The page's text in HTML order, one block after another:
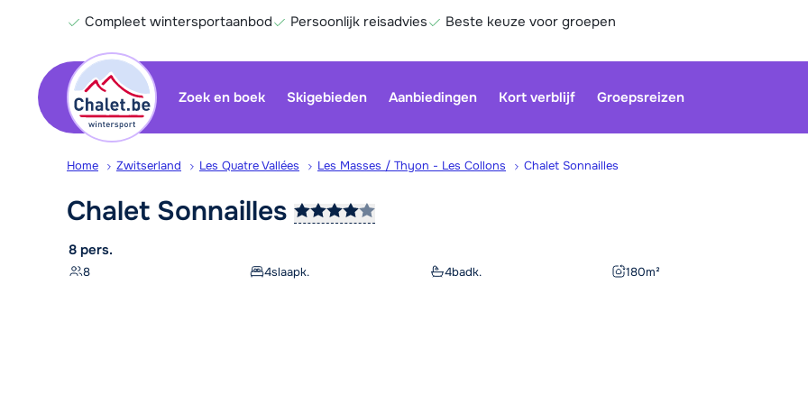
Compleet wintersportaanbod Persoonlijk reisadvies Beste keuze voor groepen
Zoek en boek Skigebieden Aanbiedingen Kort verblijf Groepsreizen
Home Zwitserland Les Quatre Vallées Les Masses / Thyon - Les Collons Chalet Sonnailles
Chalet Sonnailles
8 pers.
8 4slaapk. 4badk. 180m²